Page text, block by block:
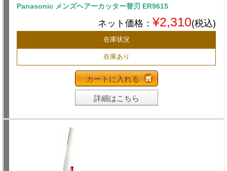
Panasonic メンズヘアーカッター替刃 ER9615
ネット価格： ¥2,310(税込)
在庫状況
在庫あり
カートに入れる
詳細はこちら